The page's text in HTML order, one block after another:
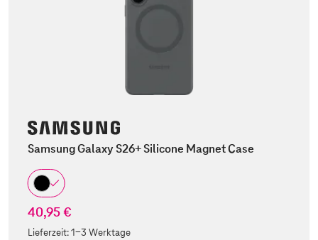
Samsung Galaxy S26+ Silicone Magnet Case
40,95 €
Lieferzeit:1-3 Werktage